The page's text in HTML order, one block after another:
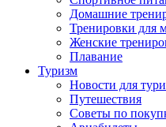
Домашние
Тренировки для
Женские
Плавание
Туризм
Новости для
Путешествия
Советы по